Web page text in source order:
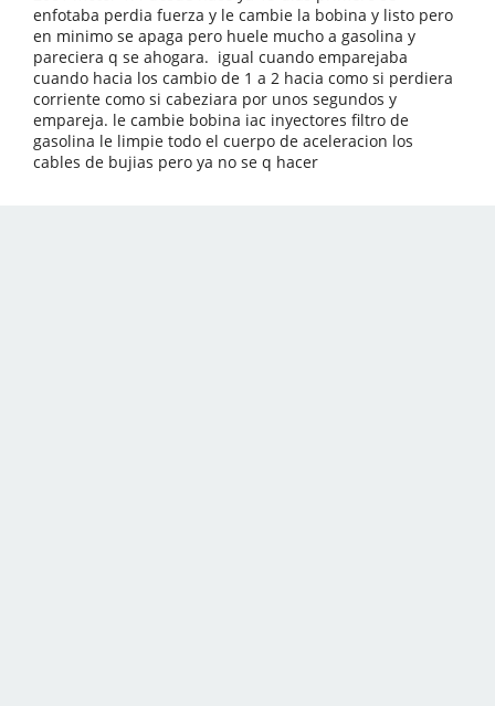
enfotaba perdia fuerza y le cambie la bobina y listo pero
en minimo se apaga pero huele mucho a gasolina y
pareciera q se ahogara. igual cuando emparejaba
cuando hacia los cambio de 1 a 2 hacia como si perdiera
corriente como si cabeziara por unos segundos y
empareja. le cambie bobina iac inyectores filtro de
gasolina le limpie todo el cuerpo de aceleracion los
cables de bujias pero ya no se q hacer